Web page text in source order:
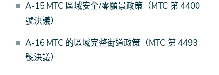
A-15 MTC 區域安全/零願景政策（MTC 第 4400
號決議）
A-16 MTC 的區域完整街道政策（MTC 第 4493
號決議）